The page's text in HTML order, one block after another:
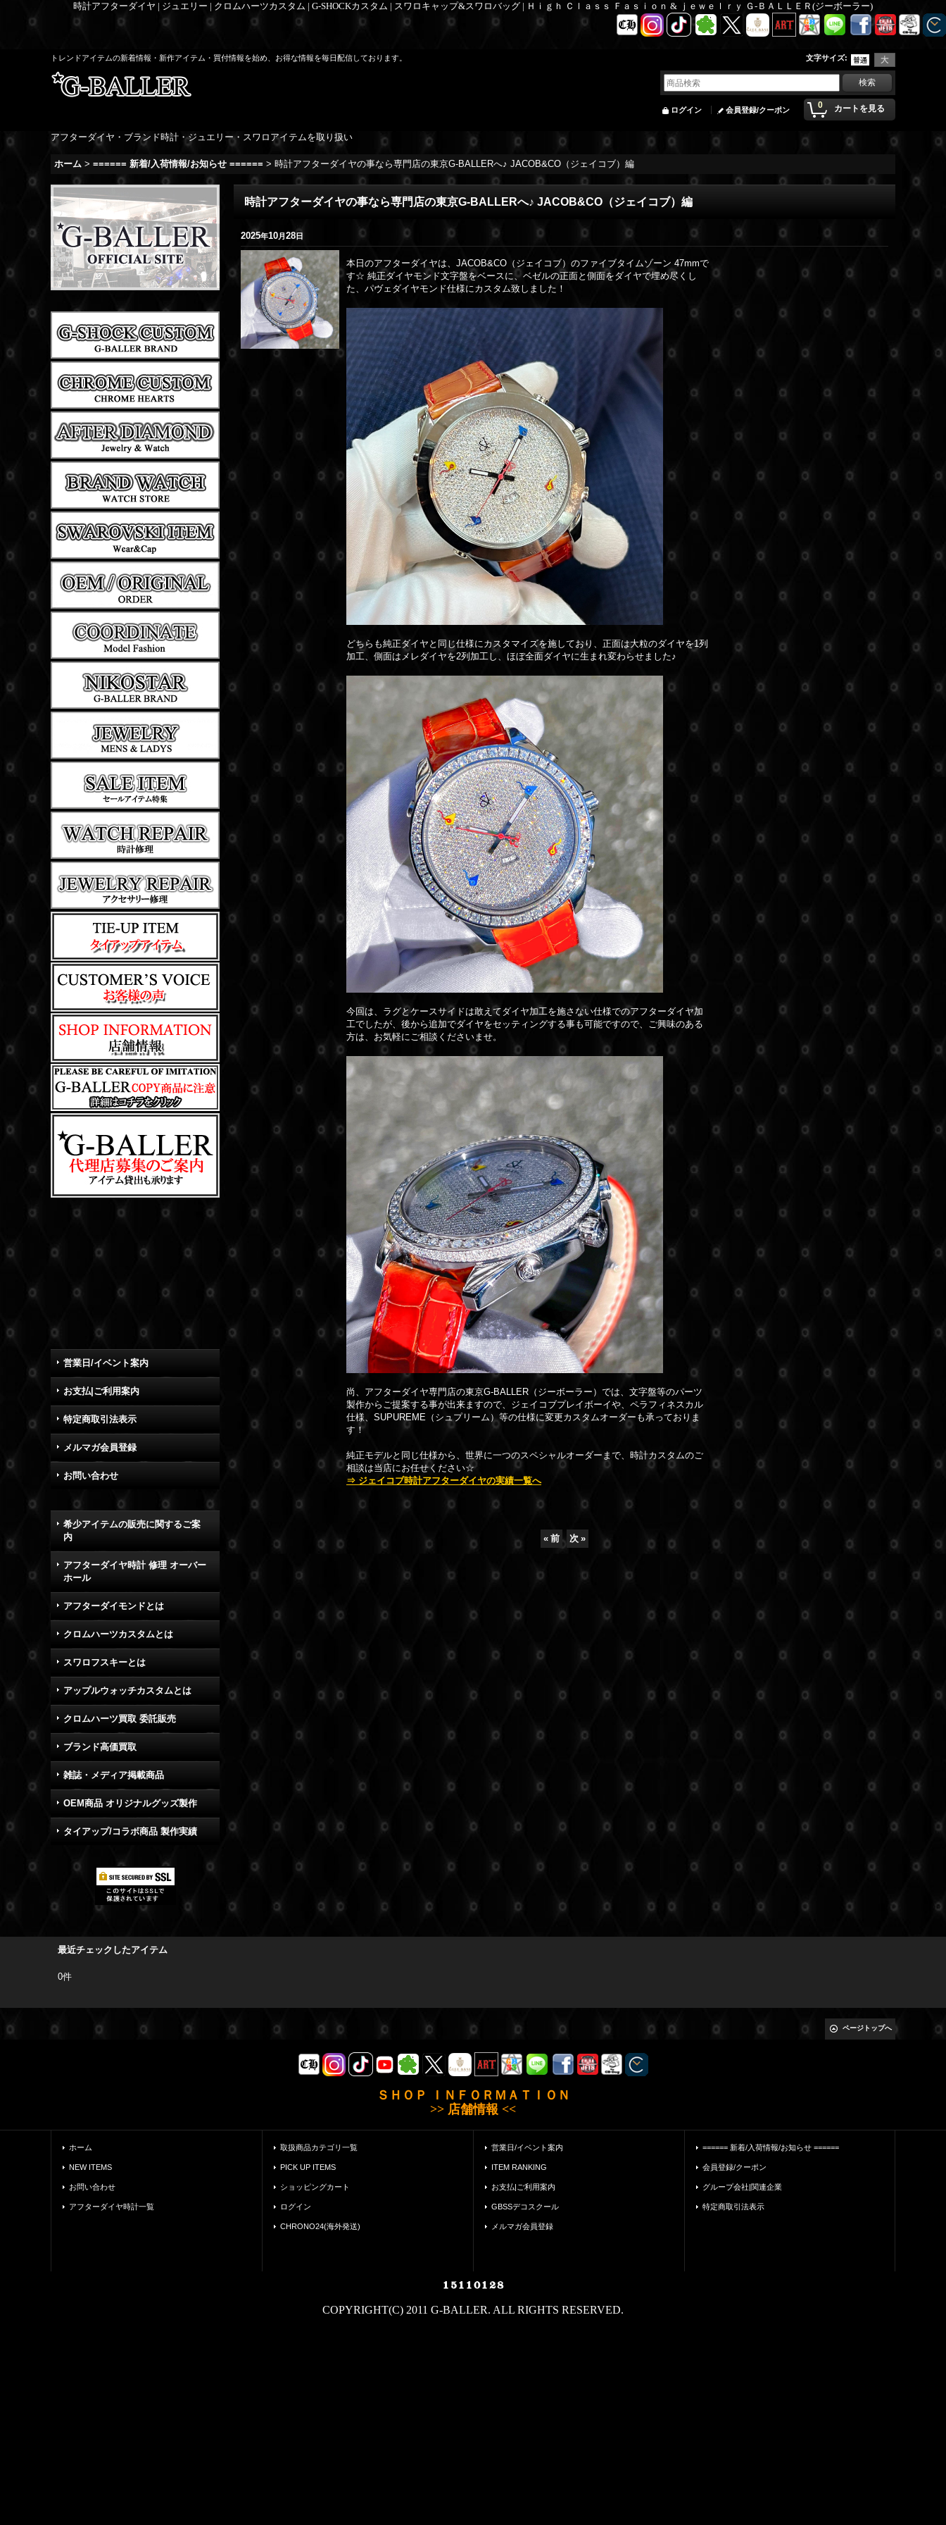
時計アフターダイヤ | ジュエリー | クロムハーツカスタム | G-SHOCKカスタム | スワロキャップ&スワロバッグ | Ｈｉｇｈ Ｃｌａｓｓ Ｆａｓｉｏｎ & ｊｅｗｅｌｒｙ Ｇ-ＢＡＬＬＥＲ(ジーボーラー)
トレンドアイテムの新着情報・新作アイテム・買付情報を始め、お得な情報を毎日配信しております。 文字サイズ:
0 カートを見る
ログイン 会員登録/クーポン
アフターダイヤ・ブランド時計・ジュエリー・スワロアイテムを取り扱い
ホーム > ====== 新着/入荷情報/お知らせ ====== > 時計アフターダイヤの事なら専門店の東京G-BALLERへ♪ JACOB&CO（ジェイコブ）編
営業日/イベント案内
お支払|ご利用案内
特定商取引法表示
メルマガ会員登録
お問い合わせ
希少アイテムの販売に関するご案
内
アフターダイヤ時計 修理 オーバー
ホール
アフターダイモンドとは
クロムハーツカスタムとは
スワロフスキーとは
アップルウォッチカスタムとは
クロムハーツ買取 委託販売
ブランド高価買取
雑誌・メディア掲載商品
OEM商品 オリジナルグッズ製作
タイアップ/コラボ商品 製作実績
時計アフターダイヤの事なら専門店の東京G-BALLERへ♪ JACOB&CO（ジェイコブ）編
2025年10月28日
本日のアフターダイヤは、JACOB&CO（ジェイコブ）のファイブタイムゾーン 47mmで
す☆ 純正ダイヤモンド文字盤をベースに、ベゼルの正面と側面をダイヤで埋め尽くし
た、パヴェダイヤモンド仕様にカスタム致しました！
どちらも純正ダイヤと同じ仕様にカスタマイズを施しており、正面は大粒のダイヤを1列
加工、側面はメレダイヤを2列加工し、ほぼ全面ダイヤに生まれ変わらせました♪
今回は、ラグとケースサイドは敢えてダイヤ加工を施さない仕様でのアフターダイヤ加
工でしたが、後から追加でダイヤをセッティングする事も可能ですので、ご興味のある
方は、お気軽にご相談くださいませ。
尚、アフターダイヤ専門店の東京G-BALLER（ジーボーラー）では、文字盤等のパーツ
製作からご提案する事が出来ますので、ジェイコブプレイボーイや、ペラフィネスカル
仕様、SUPUREME（シュプリーム）等の仕様に変更カスタムオーダーも承っておりま
す！
純正モデルと同じ仕様から、世界に一つのスペシャルオーダーまで、時計カスタムのご
相談は当店にお任せください☆
⇒ ジェイコブ時計アフターダイヤの実績一覧へ
« 前 次 »
最近チェックしたアイテム
0件
ページトップへ
ＳＨＯＰ ＩＮＦＯＲＭＡＴＩＯＮ
>> 店舗情報 <<
ホーム
NEW ITEMS
お問い合わせ
アフターダイヤ時計一覧
取扱商品カテゴリ一覧
PICK UP ITEMS
ショッピングカート
ログイン
CHRONO24(海外発送)
営業日/イベント案内
ITEM RANKING
お支払|ご利用案内
GBSSデコスクール
メルマガ会員登録
====== 新着/入荷情報/お知らせ ======
会員登録/クーポン
グループ会社|関連企業
特定商取引法表示
COPYRIGHT(C) 2011 G-BALLER. ALL RIGHTS RESERVED.